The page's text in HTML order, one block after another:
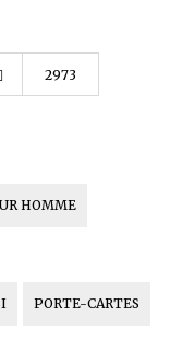
2973
HOMME
PORTE-CARTES